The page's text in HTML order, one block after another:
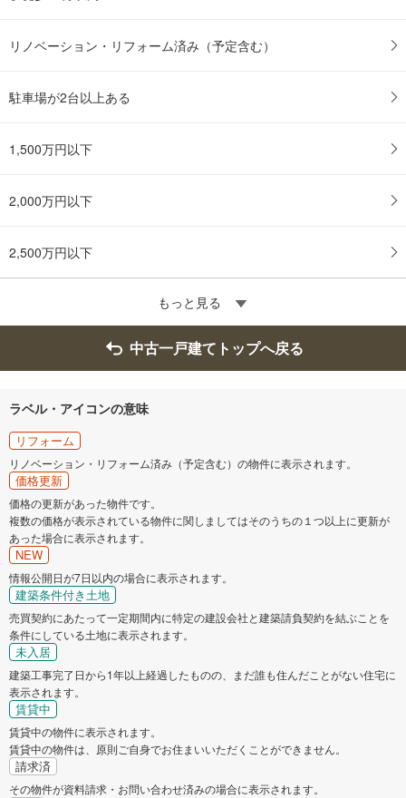
ジ
保
る
リノベーション・リフォーム済み（予定含む）
駐車場が2台以上ある
1,500万円以下
2,000万円以下
2,500万円以下
もっと見る
中古一戸建てトップへ戻る
ラベル・アイコンの意味
リフォーム
リノベーション・リフォーム済み（予定含む）の物件に表示されます。
価格更新
価格の更新があった物件です。
複数の価格が表示されている物件に関しましてはそのうちの１つ以上に更新が
あった場合に表示されます。
NEW
情報公開日が7日以内の場合に表示されます。
建築条件付き土地
売買契約にあたって一定期間内に特定の建設会社と建築請負契約を結ぶことを
条件にしている土地に表示されます。
未入居
建築工事完了日から1年以上経過したものの、まだ誰も住んだことがない住宅に
表示されます。
賃貸中
賃貸中の物件に表示されます。
賃貸中の物件は、原則ご自身でお住まいいただくことができません。
請求済
その物件が資料請求・お問い合わせ済みの場合に表示されます。